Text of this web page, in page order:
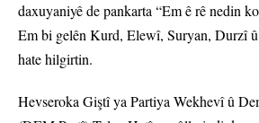
daxuyaniyê de pankarta “Em ê rê nedin
Em bi gelên Kurd, Elewî, Suryan, Durzî û
hate hilgirtin.
Hevseroka Giştî ya Partiya Wekhevî û